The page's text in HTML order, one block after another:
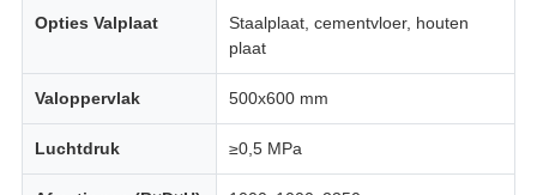
Opties Valplaat
Staalplaat, cementvloer, houten
plaat
Valoppervlak 500x600 mm
Luchtdruk ≥0,5 MPa